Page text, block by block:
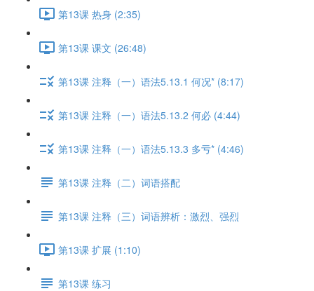
第13课 热身 (2:35)
第13课 课文 (26:48)
第13课 注释（一）语法5.13.1 何况* (8:17)
第13课 注释（一）语法5.13.2 何必 (4:44)
第13课 注释（一）语法5.13.3 多亏* (4:46)
第13课 注释（二）词语搭配
第13课 注释（三）词语辨析：激烈、强烈
第13课 扩展 (1:10)
第13课 练习